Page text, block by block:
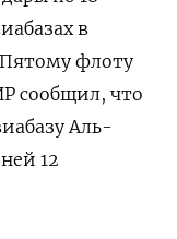
в
флоту
сообщил, что
Аль-
12